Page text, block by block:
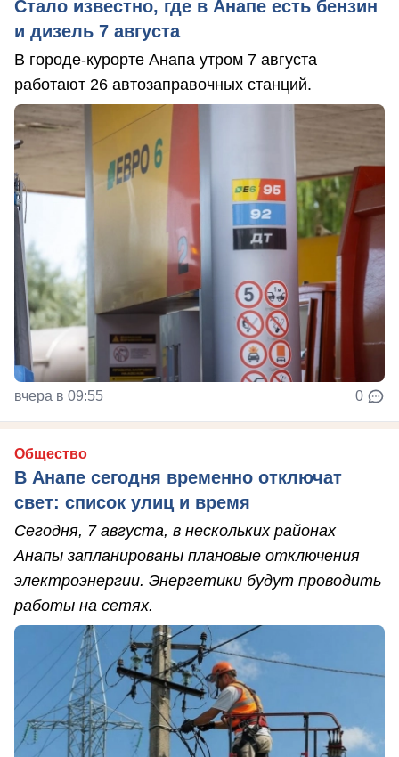
Стало известно, где в Анапе есть бензин
и дизель 7 августа
В городе-курорте Анапа утром 7 августа
работают 26 автозаправочных станций.
вчера в 09:55 0
Общество
В Анапе сегодня временно отключат
свет: список улиц и время
Сегодня, 7 августа, в нескольких районах
Анапы запланированы плановые отключения
электроэнергии. Энергетики будут проводить
работы на сетях.